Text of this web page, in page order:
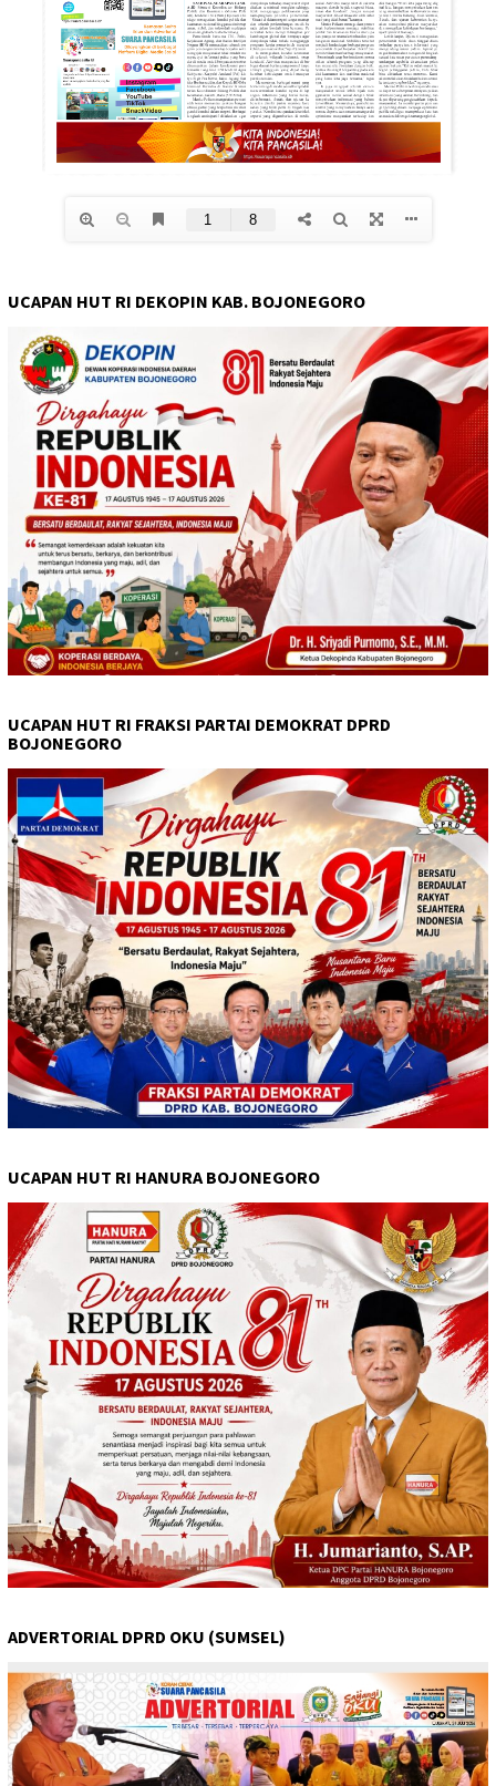
UCAPAN HUT RI DEKOPIN KAB. BOJONEGORO
UCAPAN HUT RI FRAKSI PARTAI DEMOKRAT DPRD
BOJONEGORO
UCAPAN HUT RI HANURA BOJONEGORO
ADVERTORIAL DPRD OKU (SUMSEL)